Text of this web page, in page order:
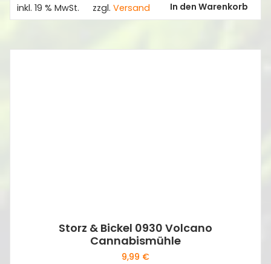
inkl. 19 % MwSt. zzgl. Versand In den Warenkorb
Storz & Bickel 0930 Volcano
Cannabismühle
9,99 €